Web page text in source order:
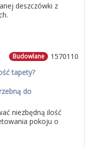
deszczówki z
1570110
Budowlane
tapety?
do
niezbędną ilość
pokoju o